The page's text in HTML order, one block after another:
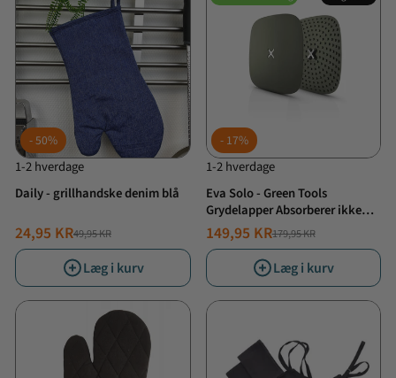
50%
1-2 hverdage
Daily - grillhandske denim blå
NORMALPRIS
49,95 KR
TILBUDSPRIS
24,95 KR
Læg i kurv
17%
1-2 hverdage
Eva Solo - Green Tools
Grydelapper Absorberer ikke
væsker - Silikone - Grøn
NORMALPRIS179,95 KR
TILBUDSPRIS
149,95 KR
Læg i kurv